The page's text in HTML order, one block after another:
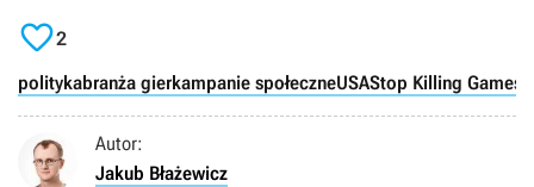
2
politykabranża gierkampanie społeczneUSAStop Killing Games
Autor:
Jakub Błażewicz